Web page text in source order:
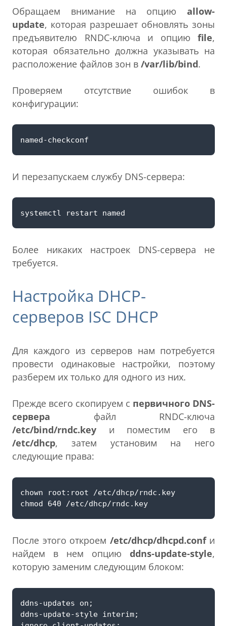
Обращаем внимание на опцию allow-
update, которая разрешает обновлять зоны
предъявителю RNDC-ключа и опцию file,
которая обязательно должна указывать на
расположение файлов зон в /var/lib/bind.
Проверяем отсутствие ошибок в
конфигурации:
И перезапускаем службу DNS-сервера:
Более никаких настроек DNS-сервера не
требуется.
Настройка DHCP-
серверов ISC DHCP
Для каждого из серверов нам потребуется
провести одинаковые настройки, поэтому
разберем их только для одного из них.
Прежде всего скопируем с первичного DNS-
сервера файл RNDC-ключа
/etc/bind/rndc.key и поместим его в
/etc/dhcp, затем установим на него
следующие права:
После этого откроем /etc/dhcp/dhcpd.confи
найдем в нем опцию ddns-update-style,
которую заменим следующим блоком: